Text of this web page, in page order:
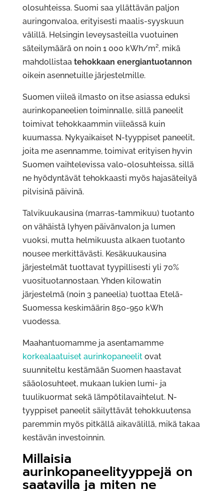
olosuhteissa. Suomi saa yllättävän paljon
auringonvaloa, erityisesti maalis-syyskuun
välillä. Helsingin leveysasteilla vuotuinen
säteilymäärä on noin 1 000 kWh/m², mikä
mahdollistaa tehokkaan energiantuotannon
oikein asennetuille järjestelmille.
Suomen viileä ilmasto on itse asiassa eduksi
aurinkopaneelien toiminnalle, sillä paneelit
toimivat tehokkaammin viileässä kuin
kuumassa. Nykyaikaiset N-tyyppiset paneelit,
joita me asennamme, toimivat erityisen hyvin
Suomen vaihtelevissa valo-olosuhteissa, sillä
ne hyödyntävät tehokkaasti myös hajasäteilyä
pilvisinä päivinä.
Talvikuukausina (marras-tammikuu) tuotanto
on vähäistä lyhyen päivänvalon ja lumen
vuoksi, mutta helmikuusta alkaen tuotanto
nousee merkittävästi. Kesäkuukausina
järjestelmät tuottavat tyypillisesti yli 70%
vuosituotannostaan. Yhden kilowatin
järjestelmä (noin 3 paneelia) tuottaa Etelä-
Suomessa keskimäärin 850-950 kWh
vuodessa.
Maahantuomamme ja asentamamme
korkealaatuiset aurinkopaneelitovat
suunniteltu kestämään Suomen haastavat
sääolosuhteet, mukaan lukien lumi- ja
tuulikuormat sekä lämpötilavaihtelut. N-
tyyppiset paneelit säilyttävät tehokkuutensa
paremmin myös pitkällä aikavälillä, mikä takaa
kestävän investoinnin.
Millaisia
aurinkopaneelityyppejä on
saatavilla ja miten ne